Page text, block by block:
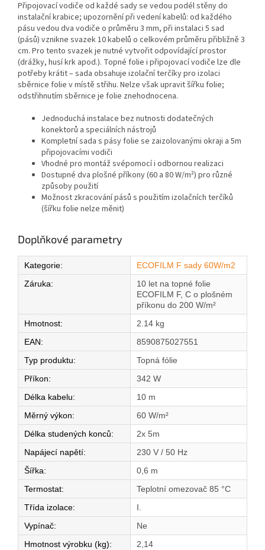
Připojovací vodiče od každé sady se vedou podél stěny do
instalační krabice; upozornění při vedení kabelů: od každého
pásu vedou dva vodiče o průměru 3 mm, při instalaci 5 sad
(pásů) vznikne svazek 10 kabelů o celkovém průměru přibližně 3
cm. Pro tento svazek je nutné vytvořit odpovídající prostor
(drážky, husí krk apod.). Topné folie i připojovací vodiče lze dle
potřeby krátit – sada obsahuje izolační terčíky pro izolaci
sběrnice folie v místě střihu. Nelze však upravit šířku folie;
odstřihnutím sběrnice je folie znehodnocena.
Jednoduchá instalace bez nutnosti dodatečných
konektorů a speciálních nástrojů
Kompletní sada s pásy folie se zaizolovanými okraji a 5m
připojovacími vodiči
Vhodné pro montáž svépomocí i odbornou realizaci
Dostupné dva plošné příkony (60 a 80 W/m²) pro různé
způsoby použití
Možnost zkracování pásů s použitím izolačních terčíků
(šířku folie nelze měnit)
Doplňkové parametry
Kategorie:
ECOFILM F sady 60W/m2
Záruka:
10 let na topné folie
ECOFILM F, C o plošném
příkonu do 200 W/m²
Hmotnost:
2.14 kg
EAN:
8590875027551
Typ produktu:
Topná fólie
Příkon:
342 W
Délka kabelu:
10 m
Měrný výkon:
60 W/m²
Délka studených konců:
2x 5m
Napájecí napětí:
230 V / 50 Hz
Šířka:
0,6 m
Termostat:
Teplotní omezovač 85 °C
Třída izolace:
I.
Vypínač:
Ne
Hmotnost výrobku (kg): 2,14